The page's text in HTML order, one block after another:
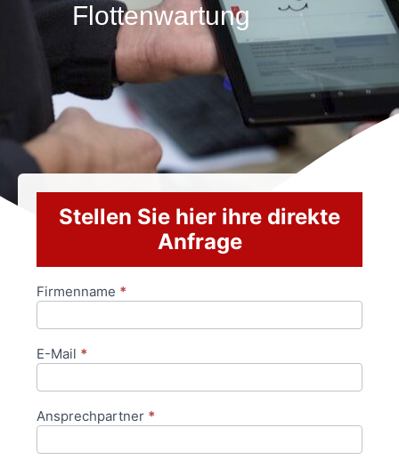
Flottenwartung
Stellen Sie hier ihre direkte
Anfrage
Anfrageformular
Firmenname *
E-Mail *
Ansprechpartner *